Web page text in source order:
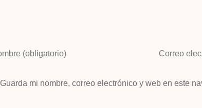
Guarda mi nombre, correo electrónico y web en este